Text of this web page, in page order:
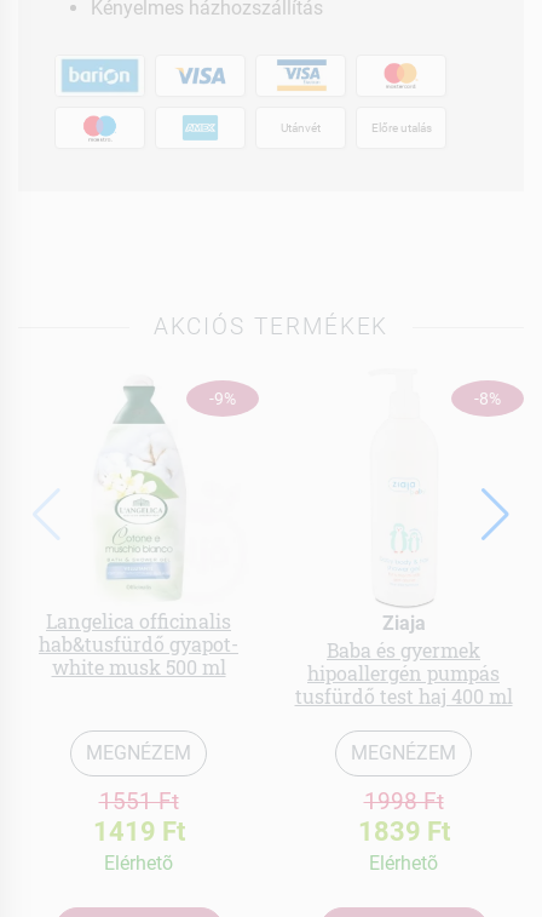
Kényelmes házhozszállítás
Utánvét Előre utalás
AKCIÓS TERMÉKEK
-9%
Langelica officinalis
hab&tusfürdő gyapot-
white musk 500 ml
MEGNÉZEM
1551 Ft
1419 Ft
Elérhetõ
-8%
Ziaja
Baba és gyermek
hipoallergén pumpás
tusfürdő test haj 400 ml
MEGNÉZEM
1998 Ft
1839 Ft
Elérhetõ